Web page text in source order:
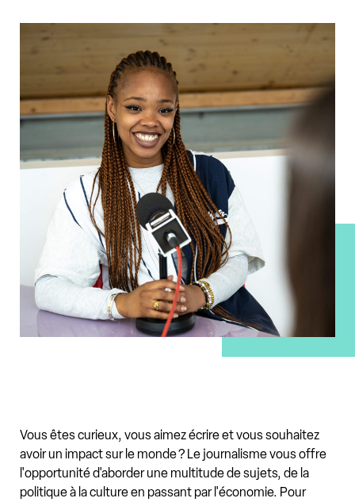
Vous êtes curieux, vous aimez écrire et vous souhaitez
avoir un impact sur le monde ? Le journalisme vous offre
l'opportunité d'aborder une multitude de sujets, de la
politique à la culture en passant par l'économie. Pour